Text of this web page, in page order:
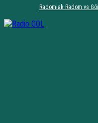
Radomiak Radom vs